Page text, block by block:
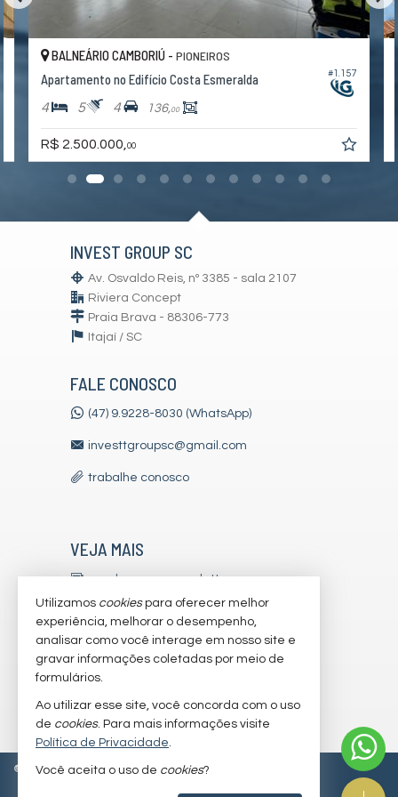
Sala de Jogos
Salão de Festas
Piscina
Espaço Gourmet
Espaço Fitness
Portão Eletrônico
Brinquedoteca
Piscina Infantil
Elevador
Sala de Reunião
Hall Decorado e Mobiliado
Estar Social
Acessibilidade para PNE
#1.157
BALNEÁRIO CAMBORIÚ -PIONEIROS
Apartamento no Edifício Costa Esmeralda
4 5 4 136,00
R$ 2.500.000,00
INVEST GROUP SC
Av. Osvaldo Reis, nº 3385 - sala 2107
Riviera Concept
Praia Brava - 88306-773
Itajaí / SC
FALE CONOSCO
(47) 9.9228-8030 (WhatsApp)
investtgroupsc@gmail.com
trabalhe conosco
VEJA MAIS
receba nosso newsletter
indicadores financeiros
cadastre seu imóvel
imóveis favoritos
mapa de imóveis
© 2026 CRECI/SC 7179-J Política de Privacidade
Utilizamos cookiespara oferecer melhor
experiência, melhorar o desempenho,
analisar como você interage em nosso site e
gravar informações coletadas por meio de
formulários.
Ao utilizar esse site, você concorda com o uso
de cookies. Para mais informações visite
Política de Privacidade.
Você aceita o uso de cookies?